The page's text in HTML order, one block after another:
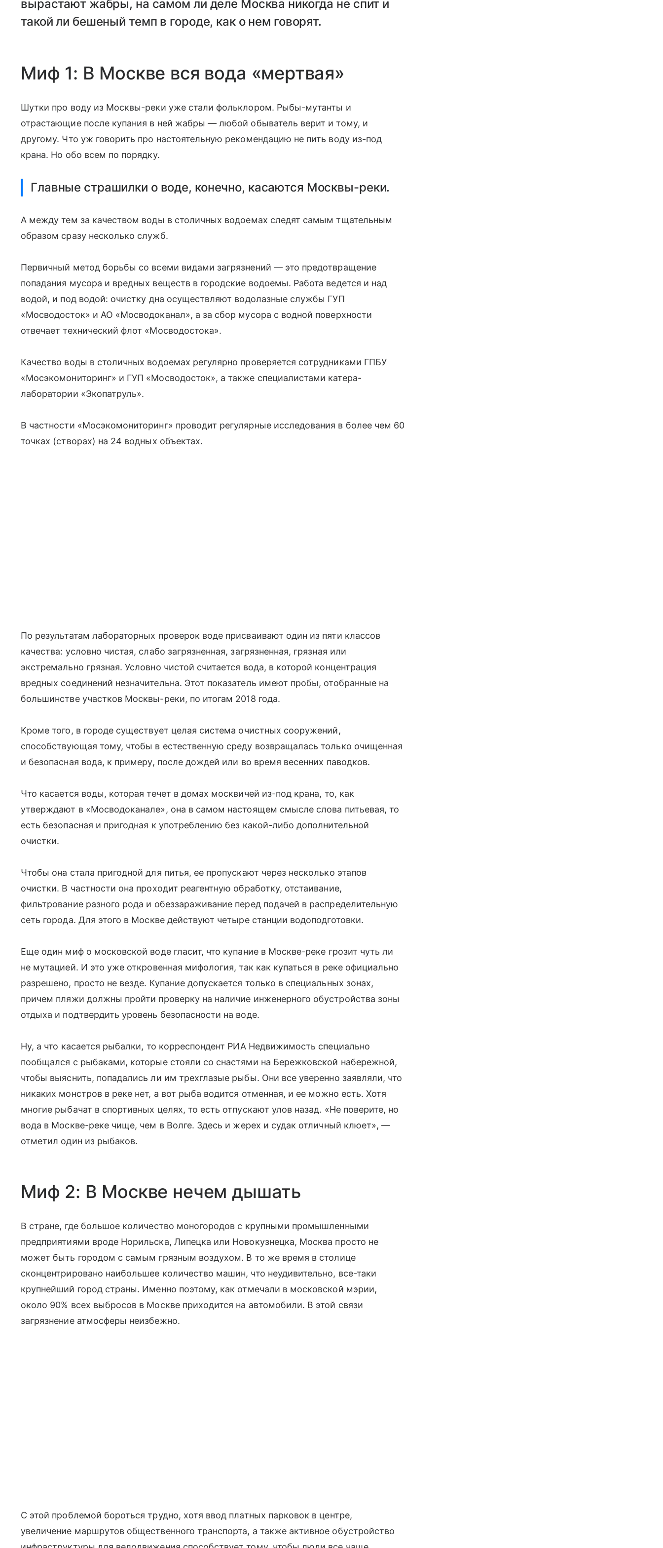
вырастают жабры, на самом ли деле Москва никогда не спит и
такой ли бешеный темп в городе, как о нем говорят.
Миф 1: В Москве вся вода «мертвая»
Шутки про воду из Москвы-реки уже стали фольклором. Рыбы-мутанты и
отрастающие после купания в ней жабры — любой обыватель верит и тому, и
другому. Что уж говорить про настоятельную рекомендацию не пить воду из-под
крана. Но обо всем по порядку.
Главные страшилки о воде, конечно, касаются Москвы-реки.
А между тем за качеством воды в столичных водоемах следят самым тщательным
образом сразу несколько служб.
Первичный метод борьбы со всеми видами загрязнений — это предотвращение
попадания мусора и вредных веществ в городские водоемы. Работа ведется и над
водой, и под водой: очистку дна осуществляют водолазные службы ГУП
«Мосводосток» и АО «Мосводоканал», а за сбор мусора с водной поверхности
отвечает технический флот «Мосводостока».
Качество воды в столичных водоемах регулярно проверяется сотрудниками ГПБУ
«Мосэкомониторинг» и ГУП «Мосводосток», а также специалистами катера-
лаборатории «Экопатруль».
В частности «Мосэкомониторинг» проводит регулярные исследования в более чем 60
точках (створах) на 24 водных объектах.
По результатам лабораторных проверок воде присваивают один из пяти классов
качества: условно чистая, слабо загрязненная, загрязненная, грязная или
экстремально грязная. Условно чистой считается вода, в которой концентрация
вредных соединений незначительна. Этот показатель имеют пробы, отобранные на
большинстве участков Москвы-реки, по итогам 2018 года.
Кроме того, в городе существует целая система очистных сооружений,
способствующая тому, чтобы в естественную среду возвращалась только очищенная
и безопасная вода, к примеру, после дождей или во время весенних паводков.
Что касается воды, которая течет в домах москвичей из-под крана, то, как
утверждают в «Мосводоканале», она в самом настоящем смысле слова питьевая, то
есть безопасная и пригодная к употреблению без какой-либо дополнительной
очистки.
Чтобы она стала пригодной для питья, ее пропускают через несколько этапов
очистки. В частности она проходит реагентную обработку, отстаивание,
фильтрование разного рода и обеззараживание перед подачей в распределительную
сеть города. Для этого в Москве действуют четыре станции водоподготовки.
Еще один миф о московской воде гласит, что купание в Москве-реке грозит чуть ли
не мутацией. И это уже откровенная мифология, так как купаться в реке официально
разрешено, просто не везде. Купание допускается только в специальных зонах,
причем пляжи должны пройти проверку на наличие инженерного обустройства зоны
отдыха и подтвердить уровень безопасности на воде.
Ну, а что касается рыбалки, то корреспондент РИА Недвижимость специально
пообщался с рыбаками, которые стояли со снастями на Бережковской набережной,
чтобы выяснить, попадались ли им трехглазые рыбы. Они все уверенно заявляли, что
никаких монстров в реке нет, а вот рыба водится отменная, и ее можно есть. Хотя
многие рыбачат в спортивных целях, то есть отпускают улов назад. «Не поверите, но
вода в Москве-реке чище, чем в Волге. Здесь и жерех и судак отличный клюет», —
отметил один из рыбаков.
Миф 2: В Москве нечем дышать
В стране, где большое количество моногородов с крупными промышленными
предприятиями вроде Норильска, Липецка или Новокузнецка, Москва просто не
может быть городом с самым грязным воздухом. В то же время в столице
сконцентрировано наибольшее количество машин, что неудивительно, все-таки
крупнейший город страны. Именно поэтому, как отмечали в московской мэрии,
около 90% всех выбросов в Москве приходится на автомобили. В этой связи
загрязнение атмосферы неизбежно.
С этой проблемой бороться трудно, хотя ввод платных парковок в центре,
увеличение маршрутов общественного транспорта, а также активное обустройство